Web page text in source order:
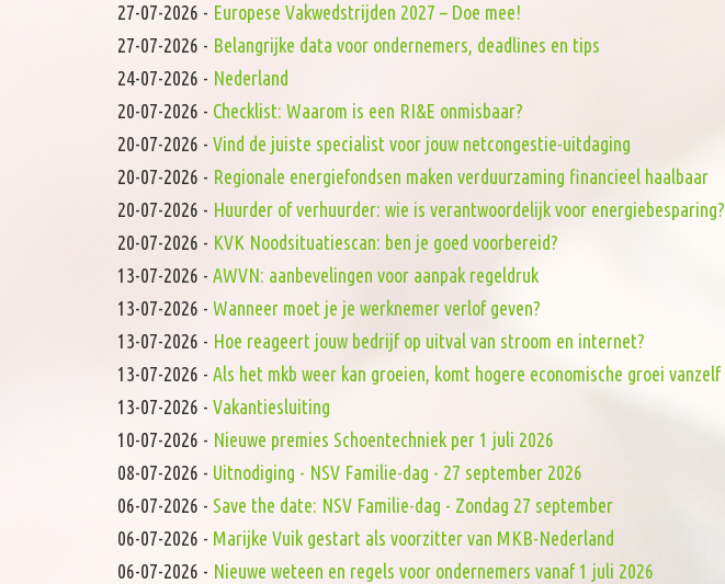
27-07-2026 - Europese Vakwedstrijden 2027 – Doe mee!
27-07-2026 - Belangrijke data voor ondernemers, deadlines en tips
24-07-2026 - Nederland
20-07-2026 - Checklist: Waarom is een RI&E onmisbaar?
20-07-2026 - Vind de juiste specialist voor jouw netcongestie-uitdaging
20-07-2026 - Regionale energiefondsen maken verduurzaming financieel haalbaar
20-07-2026 - Huurder of verhuurder: wie is verantwoordelijk voor energiebesparing?
20-07-2026 - KVK Noodsituatiescan: ben je goed voorbereid?
13-07-2026 - AWVN: aanbevelingen voor aanpak regeldruk
13-07-2026 - Wanneer moet je je werknemer verlof geven?
13-07-2026 - Hoe reageert jouw bedrijf op uitval van stroom en internet?
13-07-2026 - Als het mkb weer kan groeien, komt hogere economische groei vanzelf
13-07-2026 - Vakantiesluiting
10-07-2026 - Nieuwe premies Schoentechniek per 1 juli 2026
08-07-2026 - Uitnodiging - NSV Familie-dag - 27 september 2026
06-07-2026 - Save the date: NSV Familie-dag - Zondag 27 september
06-07-2026 - Marijke Vuik gestart als voorzitter van MKB-Nederland
06-07-2026 - Nieuwe weteen en regels voor ondernemers vanaf 1 juli 2026